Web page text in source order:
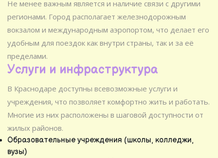
Не менее важным является и наличие связи с другими
регионами. Город располагает железнодорожным
вокзалом и международным аэропортом, что делает его
удобным для поездок как внутри страны, так и за её
пределами.
Услуги и инфраструктура
В Краснодаре доступны всевозможные услуги и
учреждения, что позволяет комфортно жить и работать.
Многие из них расположены в шаговой доступности от
жилых районов.
Образовательные учреждения (школы, колледжи,
вузы)